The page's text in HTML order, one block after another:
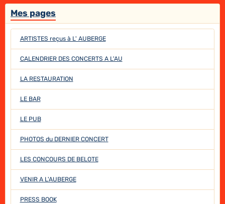
Mes pages
ARTISTES reçus à L' AUBERGE
CALENDRIER DES CONCERTS A L'AU
LA RESTAURATION
LE BAR
LE PUB
PHOTOS du DERNIER CONCERT
LES CONCOURS DE BELOTE
VENIR A L'AUBERGE
PRESS BOOK